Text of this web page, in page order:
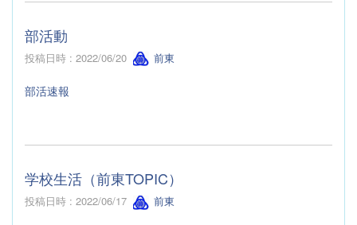
部活動
投稿日時 : 2022/06/20 前東
部活速報
学校生活（前東TOPIC）
投稿日時 : 2022/06/17 前東